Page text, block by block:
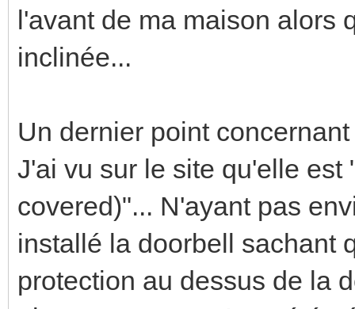
l'avant de ma maison alors
inclinée...
Un dernier point
J'ai vu sur le site qu'elle est
covered)"... N'ayant pas
installé la doorbell sachant
protection au dessus de la